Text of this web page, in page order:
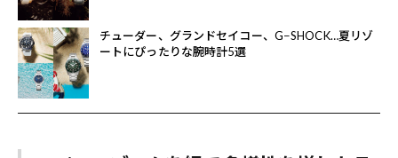
チューダー、グランドセイコー、G−SHOCK…夏リゾ
ートにぴったりな腕時計5選